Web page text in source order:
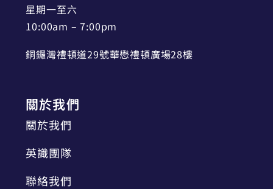
星期一至六
10:00am – 7:00pm
銅鑼灣禮頓道29號華懋禮頓廣場28樓
關於我們
關於我們
英識團隊
聯絡我們